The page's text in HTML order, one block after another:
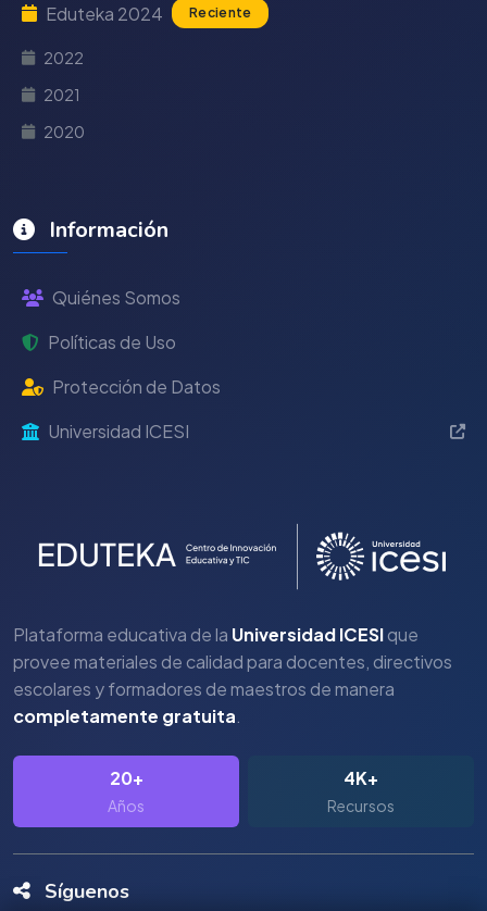
Eduteka 2024 Reciente
2022
2021
2020
Información
Quiénes Somos
Políticas de Uso
Protección de Datos
Universidad ICESI
Plataforma educativa de la Universidad ICESIque
provee materiales de calidad para docentes, directivos
escolares y formadores de maestros de manera
completamente gratuita.
20+
Años
4K+
Recursos
Síguenos